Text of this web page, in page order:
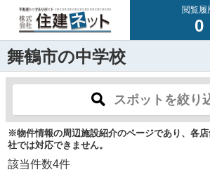
閲覧履
0
舞鶴市の中学校
スポットを絞り
※物件情報の周辺施設紹介のページであり、各
社では対応できません。
該当件数4件